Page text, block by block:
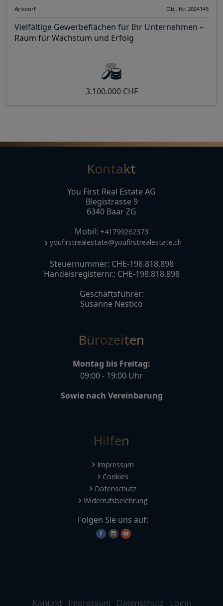
Arisdorf Obj. Nr. 2024145
Vielfältige Gewerbeflächen für Ihr Unternehmen –
Raum für Wachstum und Erfolg
3.100.000 CHF
Kontakt
You First Real Estate AG
Blegistrasse 9
6340 Baar ZG
Mobil: +41799262373
youfirstrealestate@youfirstrealestate.ch
Steuernummer: CHE-198.818.898
Handelsregisternr.: CHE-198.818.898
Geschäftsführer:
Susanne Nestico
Bürozeiten
Montag bis Freitag:
09:00 - 19:00 Uhr
Sowie nach Vereinbarung
Hilfen
Impressum
Cookies
Datenschutz
Widerrufsbelehrung
Folgen Sie uns auf:
Kontakt Impressum Datenschutz Login